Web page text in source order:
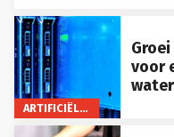
ARTIFICIËLE INTELLIGENTIE
voor